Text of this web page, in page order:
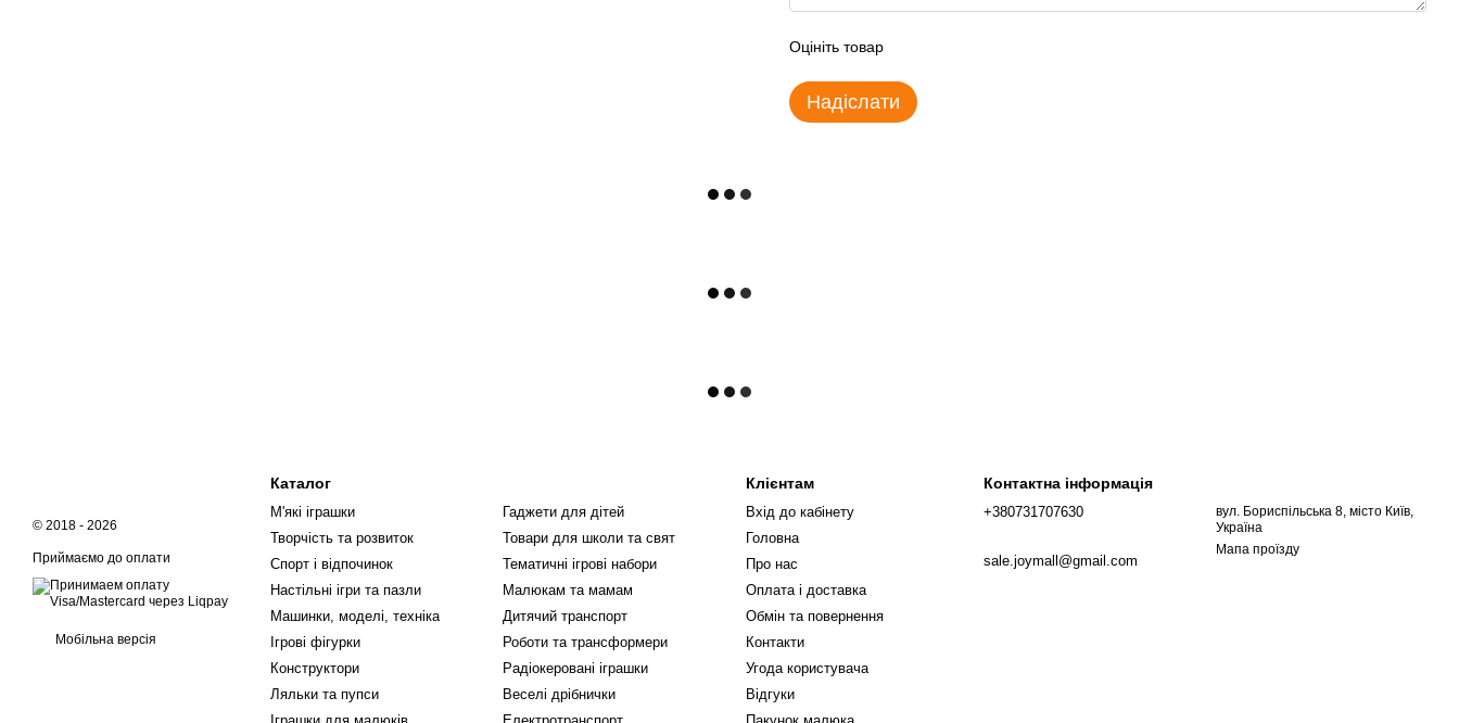
Оцініть товар
Надіслати
© 2018 - 2026
Приймаємо до оплати
Мобільна версія
Каталог
М'які іграшки
Творчість та розвиток
Спорт і відпочинок
Настільні ігри та пазли
Машинки, моделі, техніка
Ігрові фігурки
Конструктори
Ляльки та пупси
Гаджети для дітей
Товари для школи та свят
Тематичні ігрові набори
Малюкам та мамам
Дитячий транспорт
Роботи та трансформери
Радіокеровані іграшки
Веселі дрібнички
Клієнтам
Вхід до кабінету
Головна
Про нас
Оплата і доставка
Обмін та повернення
Контакти
Угода користувача
Відгуки
Контактна інформація
+380731707630
sale.joymall@gmail.com
вул. Бориспільська 8, місто Київ,
Україна
Мапа проїзду